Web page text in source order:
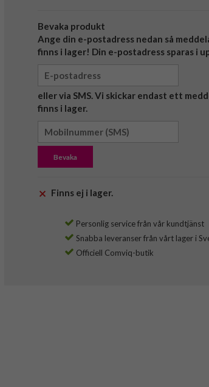
Bevaka produkt
Ange din e-postadress nedan så
finns i lager! Din e-postadress sparas i
eller via SMS. Vi skickar endast ett
finns i lager.
Bevaka
Finns ej i lager.
Personlig service från vår kundtjänst
Snabba leveranser från vårt lager i
Officiell Comviq-butik